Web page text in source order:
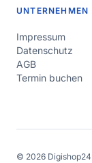
UNTERNEHMEN
Impressum
Datenschutz
AGB
Termin buchen
© 2026